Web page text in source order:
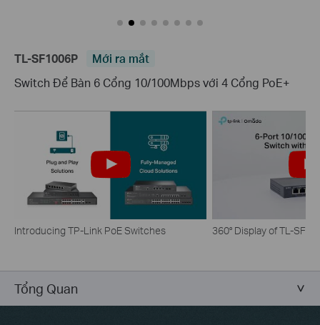
TL-SF1006P
Mới ra mắt
Switch Để Bàn 6 Cổng 10/100Mbps với 4 Cổng PoE+
Introducing TP-Link PoE Switches 360° Display of TL-
Tổng Quan